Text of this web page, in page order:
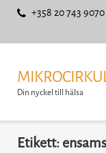
+358 20 743 9070
Din nyckel till hälsa
Etikett: